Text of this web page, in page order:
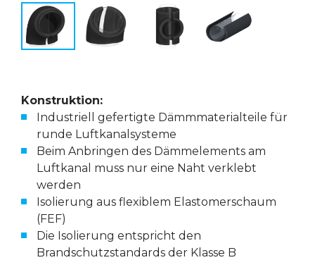
Konstruktion:
Industriell gefertigte Dämmmaterialteile für
runde Luftkanalsysteme
Beim Anbringen des Dämmelements am
Luftkanal muss nur eine Naht verklebt
werden
Isolierung aus flexiblem Elastomerschaum
(FEF)
Die Isolierung entspricht den
Brandschutzstandards der Klasse B